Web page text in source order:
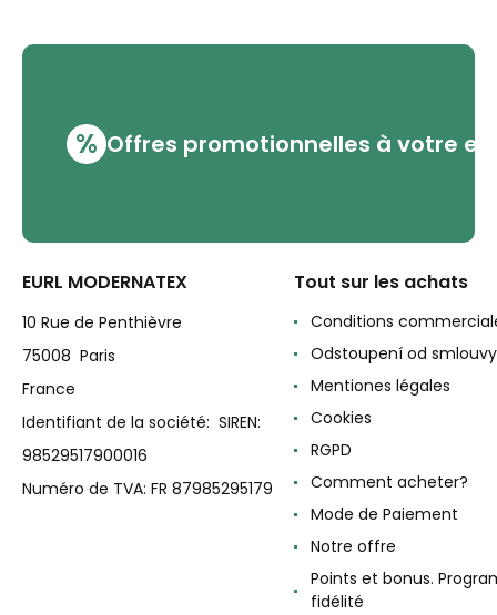
% Offres promotionnelles à votre
EURL MODERNATEX
10 Rue de Penthièvre
75008 Paris
France
Identifiant de la société: SIREN:
98529517900016
Numéro de TVA: FR 87985295179
Tout sur les achats
Conditions
Odstoupení od smlouvy
Mentiones légales
Cookies
RGPD
Comment acheter?
Mode de Paiement
Notre offre
Points et bonus.
fidélité